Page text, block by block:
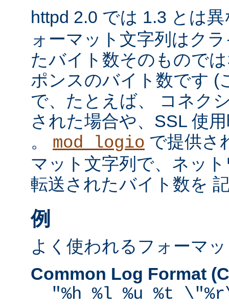
httpd 2.0 では 1.3 とは
ォーマット文字列はク
たバイト数そのもので
ポンスのバイト数です (
で、たとえば、 コネク
された場合や、SSL 使
。 mod_logio で提供さ
マット文字列で、ネッ
転送されたバイト数を
例
よく使われるフォーマ
Common Log Format
"%h %l %u %t